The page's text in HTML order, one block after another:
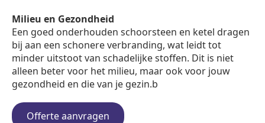
Milieu en Gezondheid
Een goed onderhouden schoorsteen en ketel dragen
bij aan een schonere verbranding, wat leidt tot
minder uitstoot van schadelijke stoffen. Dit is niet
alleen beter voor het milieu, maar ook voor jouw
gezondheid en die van je gezin.b
Offerte aanvragen